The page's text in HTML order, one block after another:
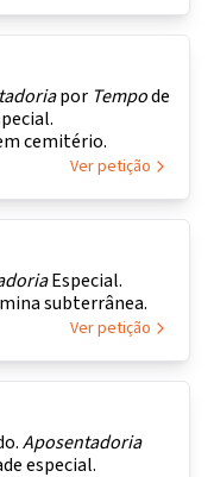
por Tempode
cemitério.
Ver petição
Especial.
subterrânea.
Ver petição
Aposentadoria
especial.